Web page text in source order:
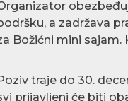
a zadržava
Božićni mini sajam.
traje do 30.
prijavljeni će biti